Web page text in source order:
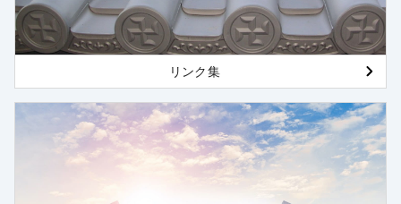
リンク集